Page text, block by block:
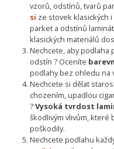
vzorů, odstínů, tvarů
si ze stovek klasických
parket a odstínů
klasických materiálů
Nechcete, aby podlaha
odstín ? Oceníte
podlahy bez ohledu na
Nechcete si dělat
chozením, upadlou
?Vysoká tvrdost
škodlivým vlivům, které
poškodily.
Nechcete podlahu